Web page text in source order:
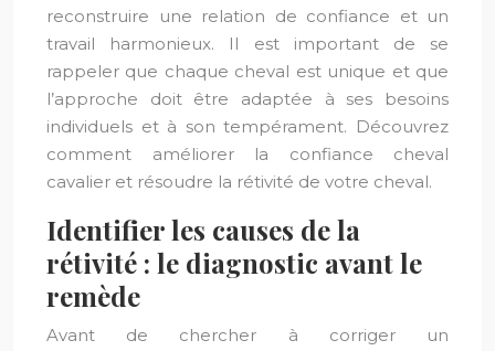
reconstruire une relation de confiance et un
travail harmonieux. Il est important de se
rappeler que chaque cheval est unique et que
l’approche doit être adaptée à ses besoins
individuels et à son tempérament. Découvrez
comment améliorer la confiance cheval
cavalier et résoudre la rétivité de votre cheval.
Identifier les causes de la
rétivité : le diagnostic avant le
remède
Avant de chercher à corriger un